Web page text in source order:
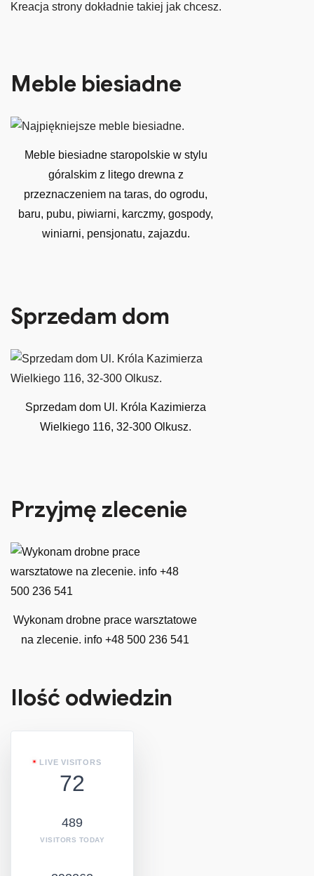
Kreacja strony dokładnie takiej jak chcesz.
Meble biesiadne
Meble biesiadne staropolskie w stylu
góralskim z litego drewna z
przeznaczeniem na taras, do ogrodu,
baru, pubu, piwiarni, karczmy, gospody,
winiarni, pensjonatu, zajazdu.
Sprzedam dom
Sprzedam dom Ul. Króla Kazimierza
Wielkiego 116, 32-300 Olkusz.
Przyjmę zlecenie
Wykonam drobne prace warsztatowe
na zlecenie. info +48 500 236 541
Ilość odwiedzin
LIVE VISITORS
72
489
VISITORS TODAY